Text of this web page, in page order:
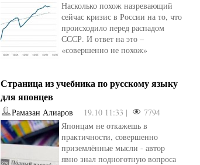
Насколько похож назревающий
сейчас кризис в России на то, что
происходило перед распадом
СССР. И ответ на это –
«совершенно не похож»
Страница из учебника по русскому языку
для японцев
Рамазан Алиаров 19.10 11:33 |
7794
Японцам не откажешь в
практичности, совершенно
приземлённые мысли - автор
явно знал подноготную вопроса